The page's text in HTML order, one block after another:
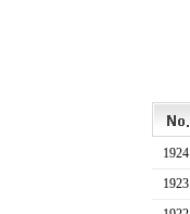
1924
1923